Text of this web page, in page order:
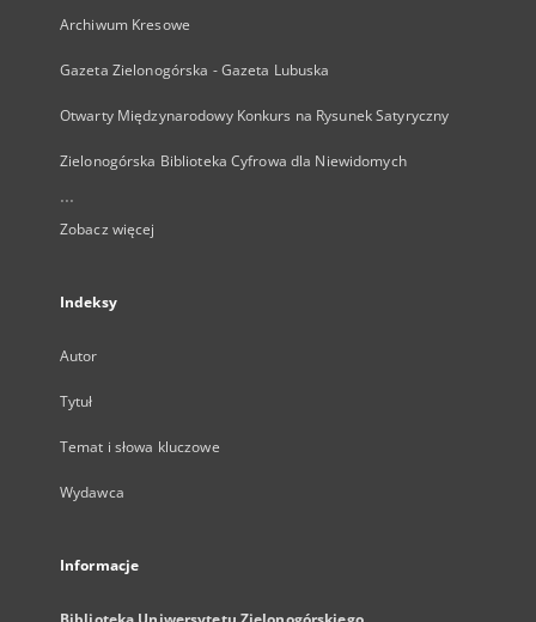
Archiwum Kresowe
Gazeta Zielonogórska - Gazeta Lubuska
Otwarty Międzynarodowy Konkurs na Rysunek Satyryczny
Zielonogórska Biblioteka Cyfrowa dla Niewidomych
...
Zobacz więcej
Indeksy
Autor
Tytuł
Temat i słowa kluczowe
Wydawca
Informacje